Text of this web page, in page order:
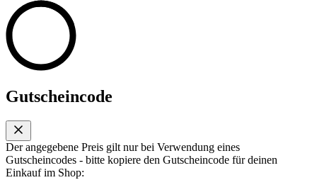
Gutscheincode
Der angegebene Preis gilt nur bei Verwendung eines
Gutscheincodes - bitte kopiere den Gutscheincode für deinen
Einkauf im Shop: